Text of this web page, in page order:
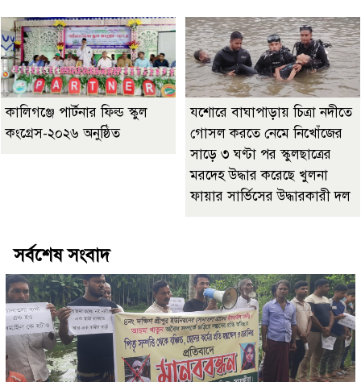
কালিগঞ্জে পার্টনার ফিল্ড স্কুল
কংগ্রেস-২০২৬ অনুষ্ঠিত
যশোরে বাঘাপাড়ায় চিত্রা নদীতে
গোসল করতে নেমে নিখোঁজের
সাড়ে ৩ ঘণ্টা পর স্কুলছাত্রের
মরদেহ উদ্ধার করেছে খুলনা
ফায়ার সার্ভিসের উদ্ধারকারী দল
সর্বশেষ সংবাদ